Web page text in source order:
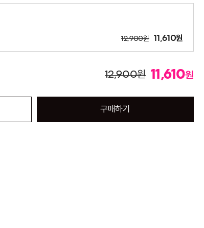
12,900원 11,610원
12,900원 11,610원
구매하기